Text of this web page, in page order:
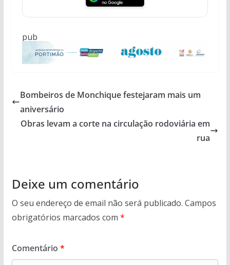
pub
Bombeiros de Monchique festejaram mais um
aniversário
Obras levam a corte na circulação rodoviária em
rua
Deixe um comentário
O seu endereço de email não será publicado. Campos
obrigatórios marcados com *
Comentário *